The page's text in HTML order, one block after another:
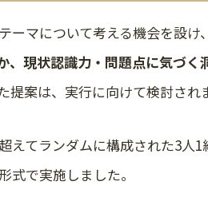
ーマについて考える機会を設
、現状認識力・問題点に気づ
案は、実行に向けて検討され
えてランダムに構成された3人
で実施しました。